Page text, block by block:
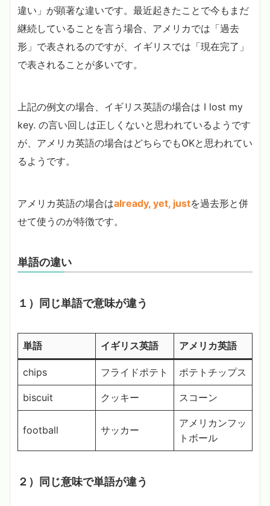
違い」が顕著な違いです。最近起きたことで今もまだ
継続していることを言う場合、アメリカでは「過去
形」で表されるのですが、イギリスでは「現在完了」
で表されることが多いです。
上記の例文の場合、イギリス英語の場合は I lost my
key. の言い回しは正しくないと思われているようです
が、アメリカ英語の場合はどちらでもOKと思われてい
るようです。
アメリカ英語の場合はalready, yet, justを過去形と併
せて使うのが特徴です。
単語の違い
１）同じ単語で意味が違う
単語 イギリス英語 アメリカ英語
chips フライドポテト ポテトチップス
biscuit クッキー スコーン
football サッカー
アメリカンフッ
トボール
２）同じ意味で単語が違う